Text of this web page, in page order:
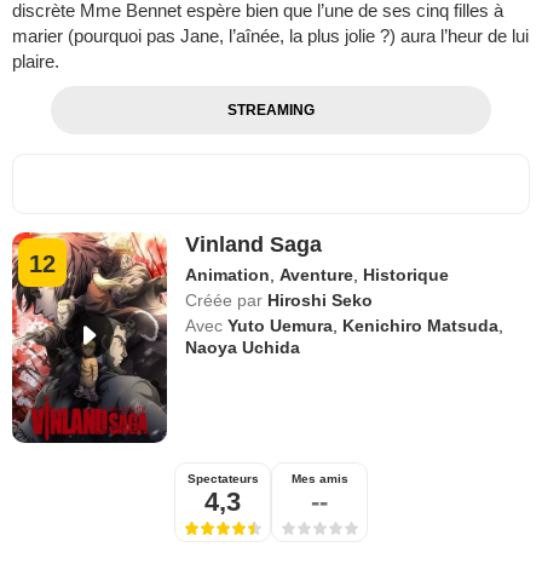
discrète Mme Bennet espère bien que l’une de ses cinq filles à
marier (pourquoi pas Jane, l’aînée, la plus jolie ?) aura l’heur de lui
plaire.
STREAMING
12
Vinland Saga
Animation,Aventure, Historique
Créée par Hiroshi Seko
Avec Yuto Uemura, Kenichiro Matsuda,
Naoya Uchida
Spectateurs
4,3
Mes amis
--